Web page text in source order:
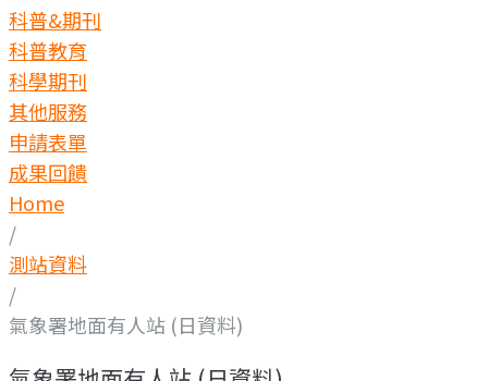
科普&期刊
科普教育
科學期刊
其他服務
申請表單
成果回饋
Home
/
測站資料
/
氣象署地面有人站 (日資料)